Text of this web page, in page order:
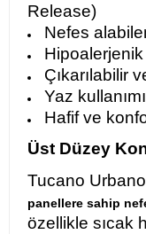
Release)
Nefes
Çıkarılabilir
Yaz
Hafif ve
Üst Düzey
Tucano
panellere sahip
özellikle sıcak